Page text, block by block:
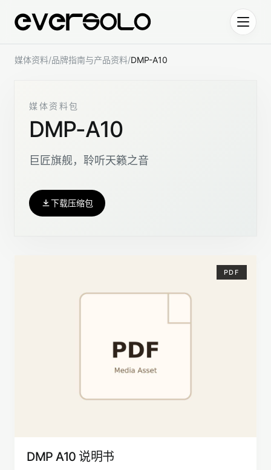
媒体资料/品牌指南与产品资料/DMP-A10
媒体资料包
DMP-A10
巨匠旗舰，聆听天籁之音
下载压缩包
PDF
DMP A10 说明书